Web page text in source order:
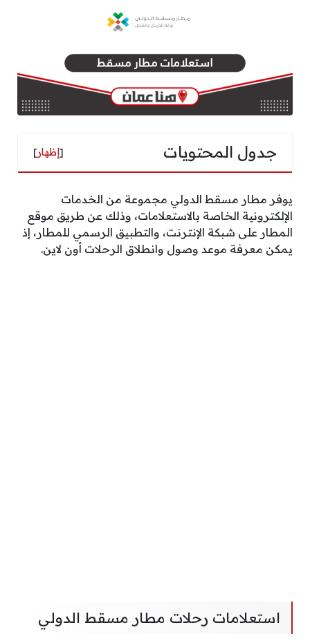
جدول المحتويات [إظهار]
يوفر مطار مسقط الدولي مجموعة من الخدمات
الإلكترونية الخاصة بالاستعلامات، وذلك عن طريق موقع
المطار على شبكة الإنترنت، والتطبيق الرسمي للمطار، إذ
يمكن معرفة موعد وصول وانطلاق الرحلات أون لاين.
استعلامات رحلات مطار مسقط الدولي